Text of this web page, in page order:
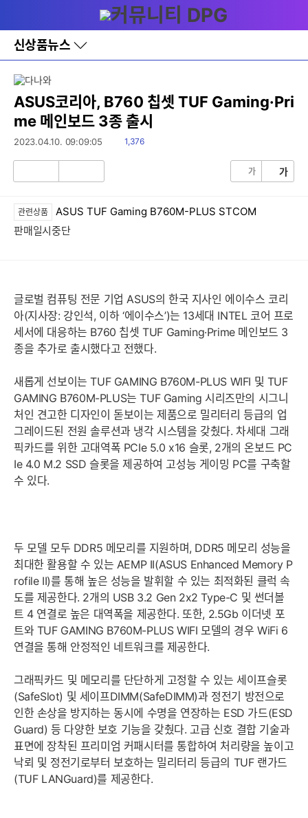
와
홈
신상품뉴스
바
로
레
이
어
토
ASUS코리아, B760 칩셋 TUF Gaming·Pri
me 메인보드 3종 출시
2023.04.10. 09:09:05
읽
1,376
가 가
관련상품
ASUS TUF Gaming B760M-PLUS STCOM
판매일시중단
글로벌 컴퓨팅 전문 기업 ASUS의 한국 지사인 에이수스 코리
아(지사장: 강인석, 이하 ‘에이수스’)는 13세대 INTEL 코어 프로
세서에 대응하는 B760 칩셋 TUF Gaming·Prime 메인보드 3
종을 추가로 출시했다고 전했다.
새롭게 선보이는 TUF GAMING B760M-PLUS WIFI 및 TUF
GAMING B760M-PLUS는 TUF Gaming 시리즈만의 시그니
처인 견고한 디자인이 돋보이는 제품으로 밀리터리 등급의 업
그레이드된 전원 솔루션과 냉각 시스템을 갖췄다. 차세대 그래
픽카드를 위한 고대역폭 PCIe 5.0 x16 슬롯, 2개의 온보드 PC
Ie 4.0 M.2 SSD 슬롯을 제공하여 고성능 게이밍 PC를 구축할
수 있다.
두 모델 모두 DDR5 메모리를 지원하며, DDR5 메모리 성능을
최대한 활용할 수 있는 AEMP II(ASUS Enhanced Memory P
rofile II)를 통해 높은 성능을 발휘할 수 있는 최적화된 클럭 속
도를 제공한다. 2개의 USB 3.2 Gen 2x2 Type-C 및 썬더볼
트 4 연결로 높은 대역폭을 제공한다. 또한, 2.5Gb 이더넷 포
트와 TUF GAMING B760M-PLUS WIFI 모델의 경우 WiFi 6
연결을 통해 안정적인 네트워크를 제공한다.
그래픽카드 및 메모리를 단단하게 고정할 수 있는 세이프슬롯
(SafeSlot) 및 세이프DIMM(SafeDIMM)과 정전기 방전으로
인한 손상을 방지하는 동시에 수명을 연장하는 ESD 가드(ESD
Guard) 등 다양한 보호 기능을 갖췄다. 고급 신호 결합 기술과
표면에 장착된 프리미엄 커패시터를 통합하여 처리량을 높이고
낙뢰 및 정전기로부터 보호하는 밀리터리 등급의 TUF 랜가드
(TUF LANGuard)를 제공한다.